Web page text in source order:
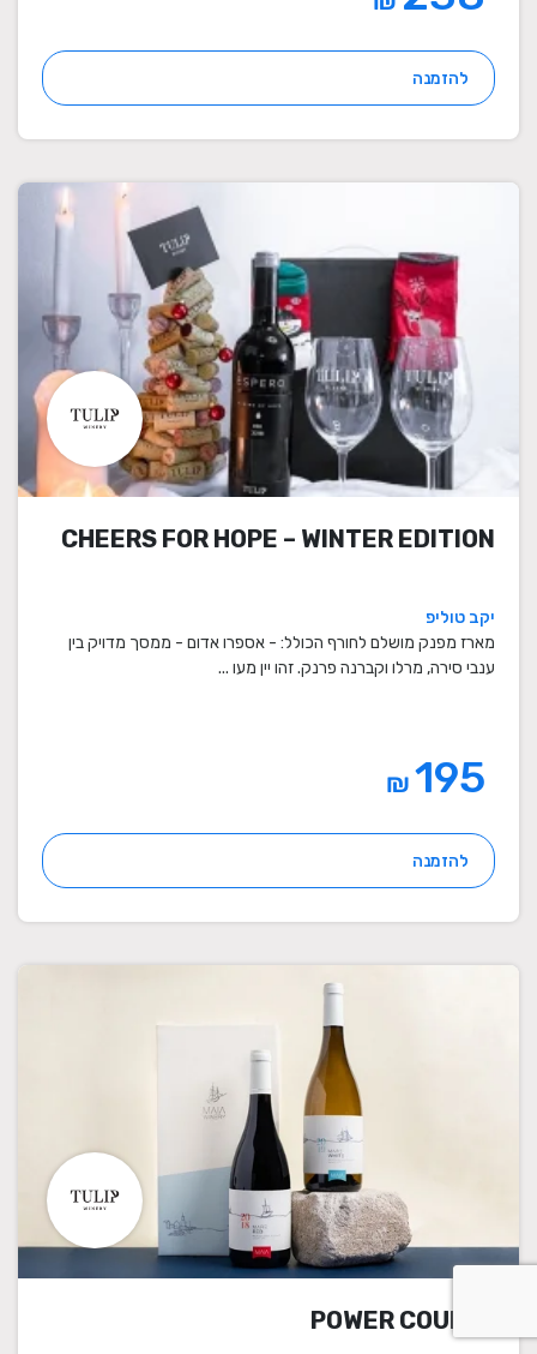
להזמנה
CHEERS FOR HOPE – WINTER EDITION
יקב טוליפ
מארז מפנק מושלם לחורף הכולל: - אספרו אדום - ממסך מדויק בין
ענבי סירה, מרלו וקברנה פרנק. זהו יין מעו ...
₪
להזמנה
POWER COUPLE